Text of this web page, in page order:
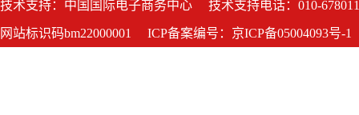
技术支持：中国国际电子商务中心 技术支持电话：010-
网站标识码bm22000001 ICP备案编号：京ICP备05004093号-1